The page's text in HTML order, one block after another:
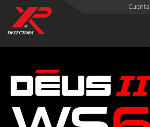
Cuenta